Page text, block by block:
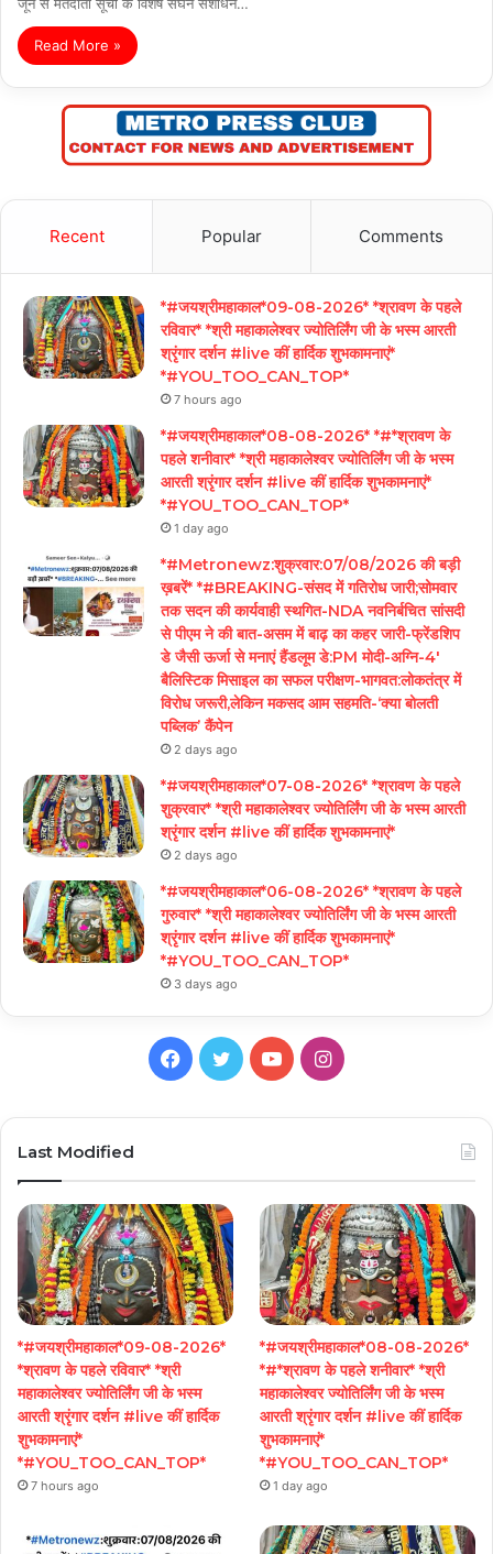
Read More »
Recent Popular Comments
*#जयश्रीमहाकाल*09-08-2026* *श्रावण के पहले
रविवार* *श्री महाकालेश्वर ज्योतिर्लिंग जी के भस्म आरती
श्रृंगार दर्शन #live कीं हार्दिक शुभकामनाएं*
*#YOU_TOO_CAN_TOP*
7 hours ago
*#जयश्रीमहाकाल*08-08-2026* *#*श्रावण के
पहले शनीवार* *श्री महाकालेश्वर ज्योतिर्लिंग जी के भस्म
आरती श्रृंगार दर्शन #live कीं हार्दिक शुभकामनाएं*
*#YOU_TOO_CAN_TOP*
1 day ago
*#Metronewz:शुक्रवार:07/08/2026 की बड़ी
ख़बरें* *#BREAKING-संसद में गतिरोध जारी;सोमवार
तक सदन की कार्यवाही स्थगित-NDA नवनिर्बचित सांसदी
से पीएम ने की बात-असम में बाढ़ का कहर जारी-फ्रेंडशिप
डे जैसी ऊर्जा से मनाएं हैंडलूम डे:PM मोदी-अग्नि-4′
बैलिस्टिक मिसाइल का सफल परीक्षण-भागवत:लोकतंत्र में
विरोध जरूरी,लेकिन मकसद आम सहमति-‘क्या बोलती
पब्लिक’ कैंपेन
2 days ago
*#जयश्रीमहाकाल*07-08-2026* *श्रावण के पहले
शुक्रवार* *श्री महाकालेश्वर ज्योतिर्लिंग जी के भस्म आरती
श्रृंगार दर्शन #live कीं हार्दिक शुभकामनाएं*
2 days ago
*#जयश्रीमहाकाल*06-08-2026* *श्रावण के पहले
गुरुवार* *श्री महाकालेश्वर ज्योतिर्लिंग जी के भस्म आरती
श्रृंगार दर्शन #live कीं हार्दिक शुभकामनाएं*
*#YOU_TOO_CAN_TOP*
3 days ago
Facebook
TwitterYouTubeInstagram
Last Modified
*#जयश्रीमहाकाल*09-08-2026*
*श्रावण के पहले रविवार* *श्री
महाकालेश्वर ज्योतिर्लिंग जी के भस्म
आरती श्रृंगार दर्शन #live कीं हार्दिक
शुभकामनाएं*
*#YOU_TOO_CAN_TOP*
7 hours ago
*#जयश्रीमहाकाल*08-08-2026*
*#*श्रावण के पहले शनीवार* *श्री
महाकालेश्वर ज्योतिर्लिंग जी के भस्म
आरती श्रृंगार दर्शन #live कीं हार्दिक
शुभकामनाएं*
*#YOU_TOO_CAN_TOP*
1 day ago